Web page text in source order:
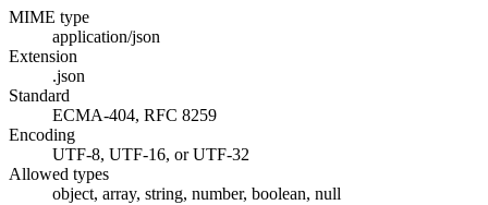
MIME type
application/json
Extension
.json
Standard
ECMA-404, RFC 8259
Encoding
UTF-8, UTF-16, or UTF-32
Allowed types
object, array, string, number, boolean, null